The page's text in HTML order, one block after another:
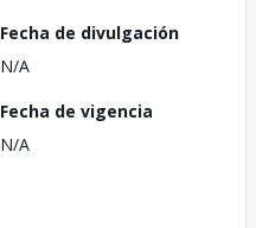
Fecha de divulgación
N/A
Fecha de vigencia
N/A